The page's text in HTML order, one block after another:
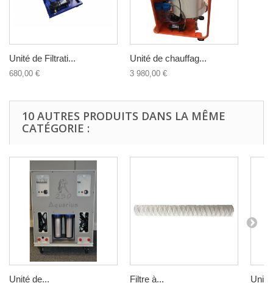
Unité de Filtrati...
680,00 €
Unité de chauffag...
3 980,00 €
10 AUTRES PRODUITS DANS LA MÊME
CATÉGORIE :
Unité de... Filtre à...